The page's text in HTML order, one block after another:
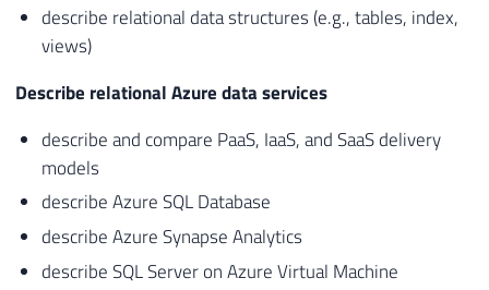
describe relational data structures (e.g., tables, index,
views)
Describe relational Azure data services
describe and compare PaaS, IaaS, and SaaS delivery
models
describe Azure SQL Database
describe Azure Synapse Analytics
describe SQL Server on Azure Virtual Machine